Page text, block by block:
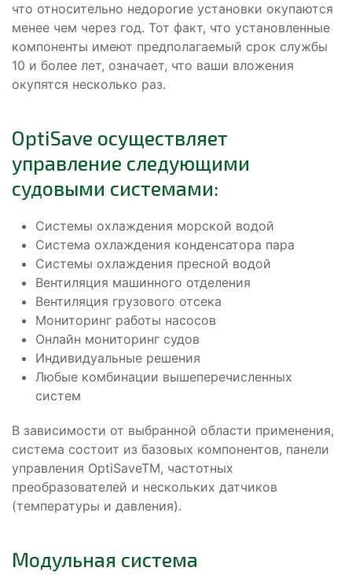
что относительно недорогие установки окупаются
менее чем через год. Тот факт, что установленные
компоненты имеют предполагаемый срок службы
10 и более лет, означает, что ваши вложения
окупятся несколько раз.
OptiSave осуществляет
управление следующими
судовыми системами:
Системы охлаждения морской водой
Система охлаждения конденсатора пара
Системы охлаждения пресной водой
Вентиляция машинного отделения
Вентиляция грузового отсека
Мониторинг работы насосов
Онлайн мониторинг судов
Индивидуальные решения
Любые комбинации вышеперечисленных
систем
В зависимости от выбранной области применения,
система состоит из базовых компонентов, панели
управления OptiSaveTM, частотных
преобразователей и нескольких датчиков
(температуры и давления).
Модульная система